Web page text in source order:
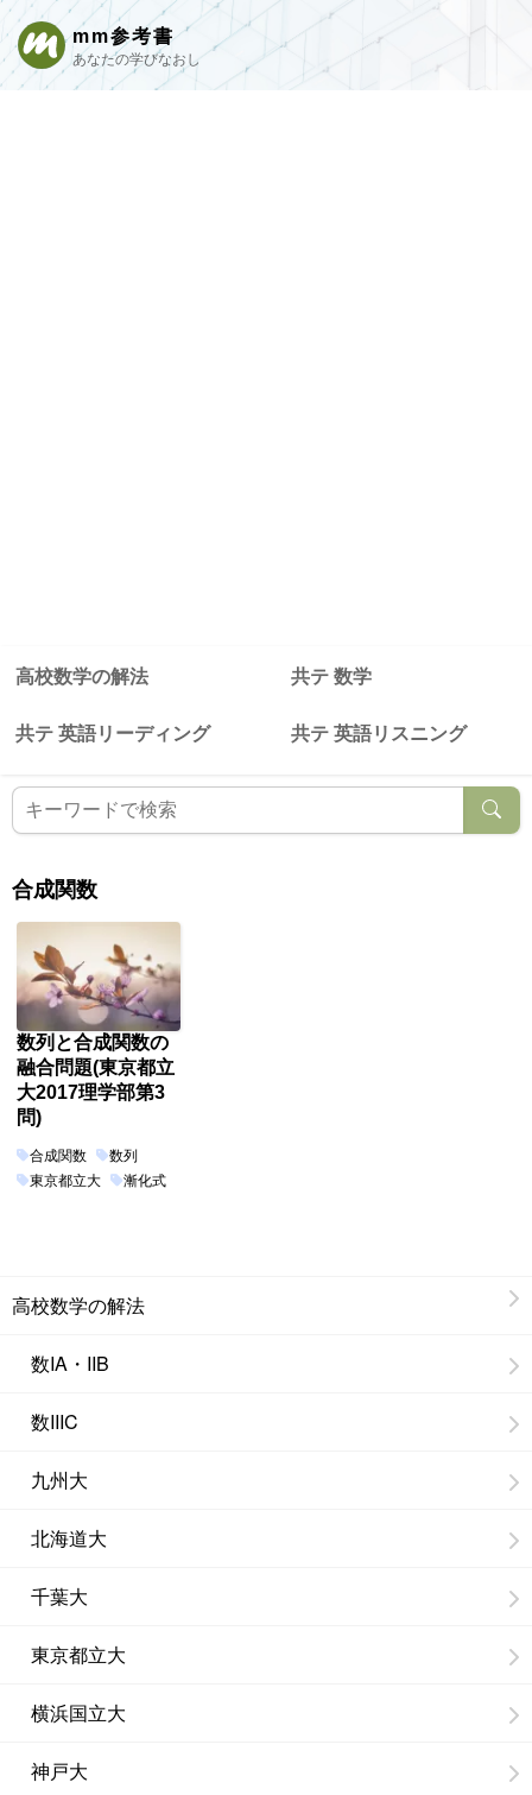
mm参考書
あなたの学びなおし
高校数学の解法 共テ 数学
共テ 英語リーディング 共テ 英語リスニング
合成関数
数列と合成関数の
融合問題(東京都立
大2017理学部第3
問)
合成関数
数列
東京都立大
漸化式
高校数学の解法
数IA・IIB
数IIIC
九州大
北海道大
千葉大
東京都立大
横浜国立大
神戸大